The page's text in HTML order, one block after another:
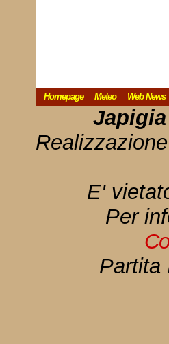
Homepage Meteo Web News
E'
Per
Partita